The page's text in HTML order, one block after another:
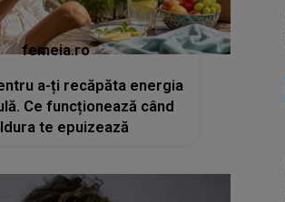
femeia.ro
a-ți recăpăta energia
Ce funcționează când
te epuizează